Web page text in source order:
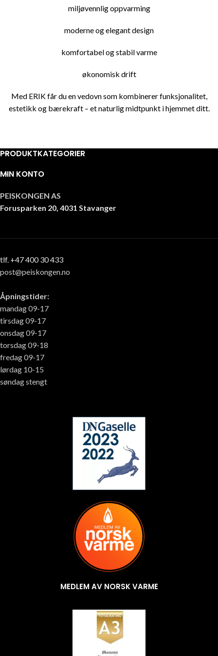
miljøvennlig oppvarming
moderne og elegant design
komfortabel og stabil varme
økonomisk drift
Med ERIK får du en vedovn som kombinerer funksjonalitet,
estetikk og bærekraft – et naturlig midtpunkt i hjemmet ditt.
PRODUKTKATEGORIER
MIN KONTO
PEISKONGEN AS
Forusparken 20, 4031 Stavanger
tlf. +47 400 30 433
post@peiskongen.no
Åpningstider:
mandag 09-17
tirsdag 09-17
onsdag 09-17
torsdag 09-18
fredag 09-17
lørdag 10-15
søndag stengt
MEDLEM AV NORSK VARME